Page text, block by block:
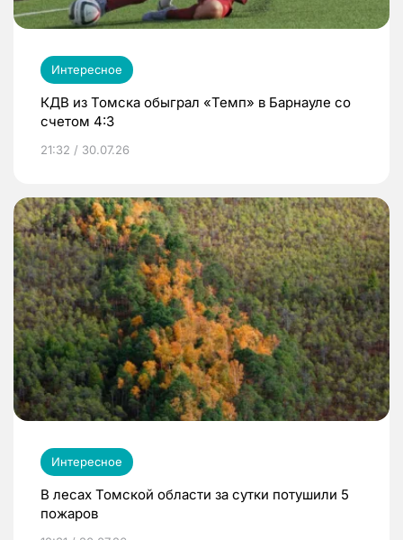
Интересное
КДВ из Томска обыграл «Темп» в Барнауле со
счетом 4:3
21:32 / 30.07.26
Интересное
В лесах Томской области за сутки потушили 5
пожаров